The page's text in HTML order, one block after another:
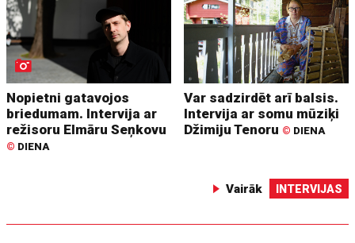
Nopietni gatavojos
briedumam. Intervija ar
režisoru Elmāru Seņkovu
© DIENA
Var sadzirdēt arī balsis.
Intervija ar somu mūziķi
Džimiju Tenoru © DIENA
Vairāk INTERVIJAS